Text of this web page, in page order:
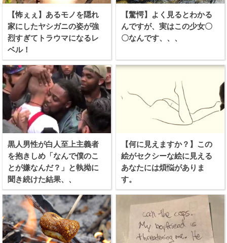
【怖ぇぇ】あるモノを隠れ
家にしたヤシガニの姿が強
烈すぎてトラウマになるレ
ベル！
【驚愕】よく見るとわかる
んですが、実はこの少女〇
〇なんです、、、
黒人男性が白人至上主義者
を抱きしめ「なんで僕のこ
とが嫌なんだ？」と執拗に
聞き続けた結果、、
【何に見えますか？】この
絵がセクシーな絵に見える
あなたには煩悩がありま
す。